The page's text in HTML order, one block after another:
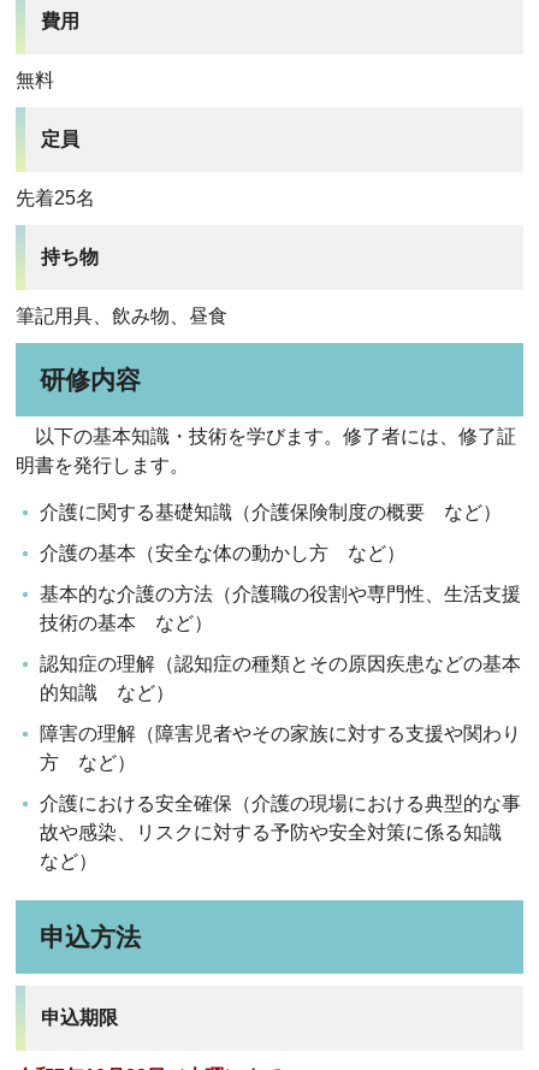
費用
無料
定員
先着25名
持ち物
筆記用具、飲み物、昼食
研修内容
以下の基本知識・技術を学びます。修了者には、修了証
明書を発行します。
介護に関する基礎知識（介護保険制度の概要 など）
介護の基本（安全な体の動かし方 など）
基本的な介護の方法（介護職の役割や専門性、生活支援
技術の基本 など）
認知症の理解（認知症の種類とその原因疾患などの基本
的知識 など）
障害の理解（障害児者やその家族に対する支援や関わり
方 など）
介護における安全確保（介護の現場における典型的な事
故や感染、リスクに対する予防や安全対策に係る知識
など）
申込方法
申込期限